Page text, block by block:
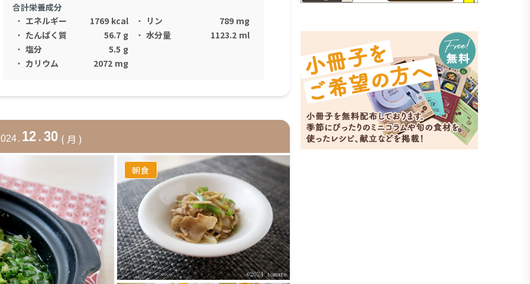
合計栄養成分
・ エネルギー 1769 kcal
・ たんぱく質 56.7 g
・ 塩分 5.5 g
・ カリウム 2072 mg
・ リン 789 mg
・ 水分量 1123.2 ml
. 12 .30 ( 月 )
朝食